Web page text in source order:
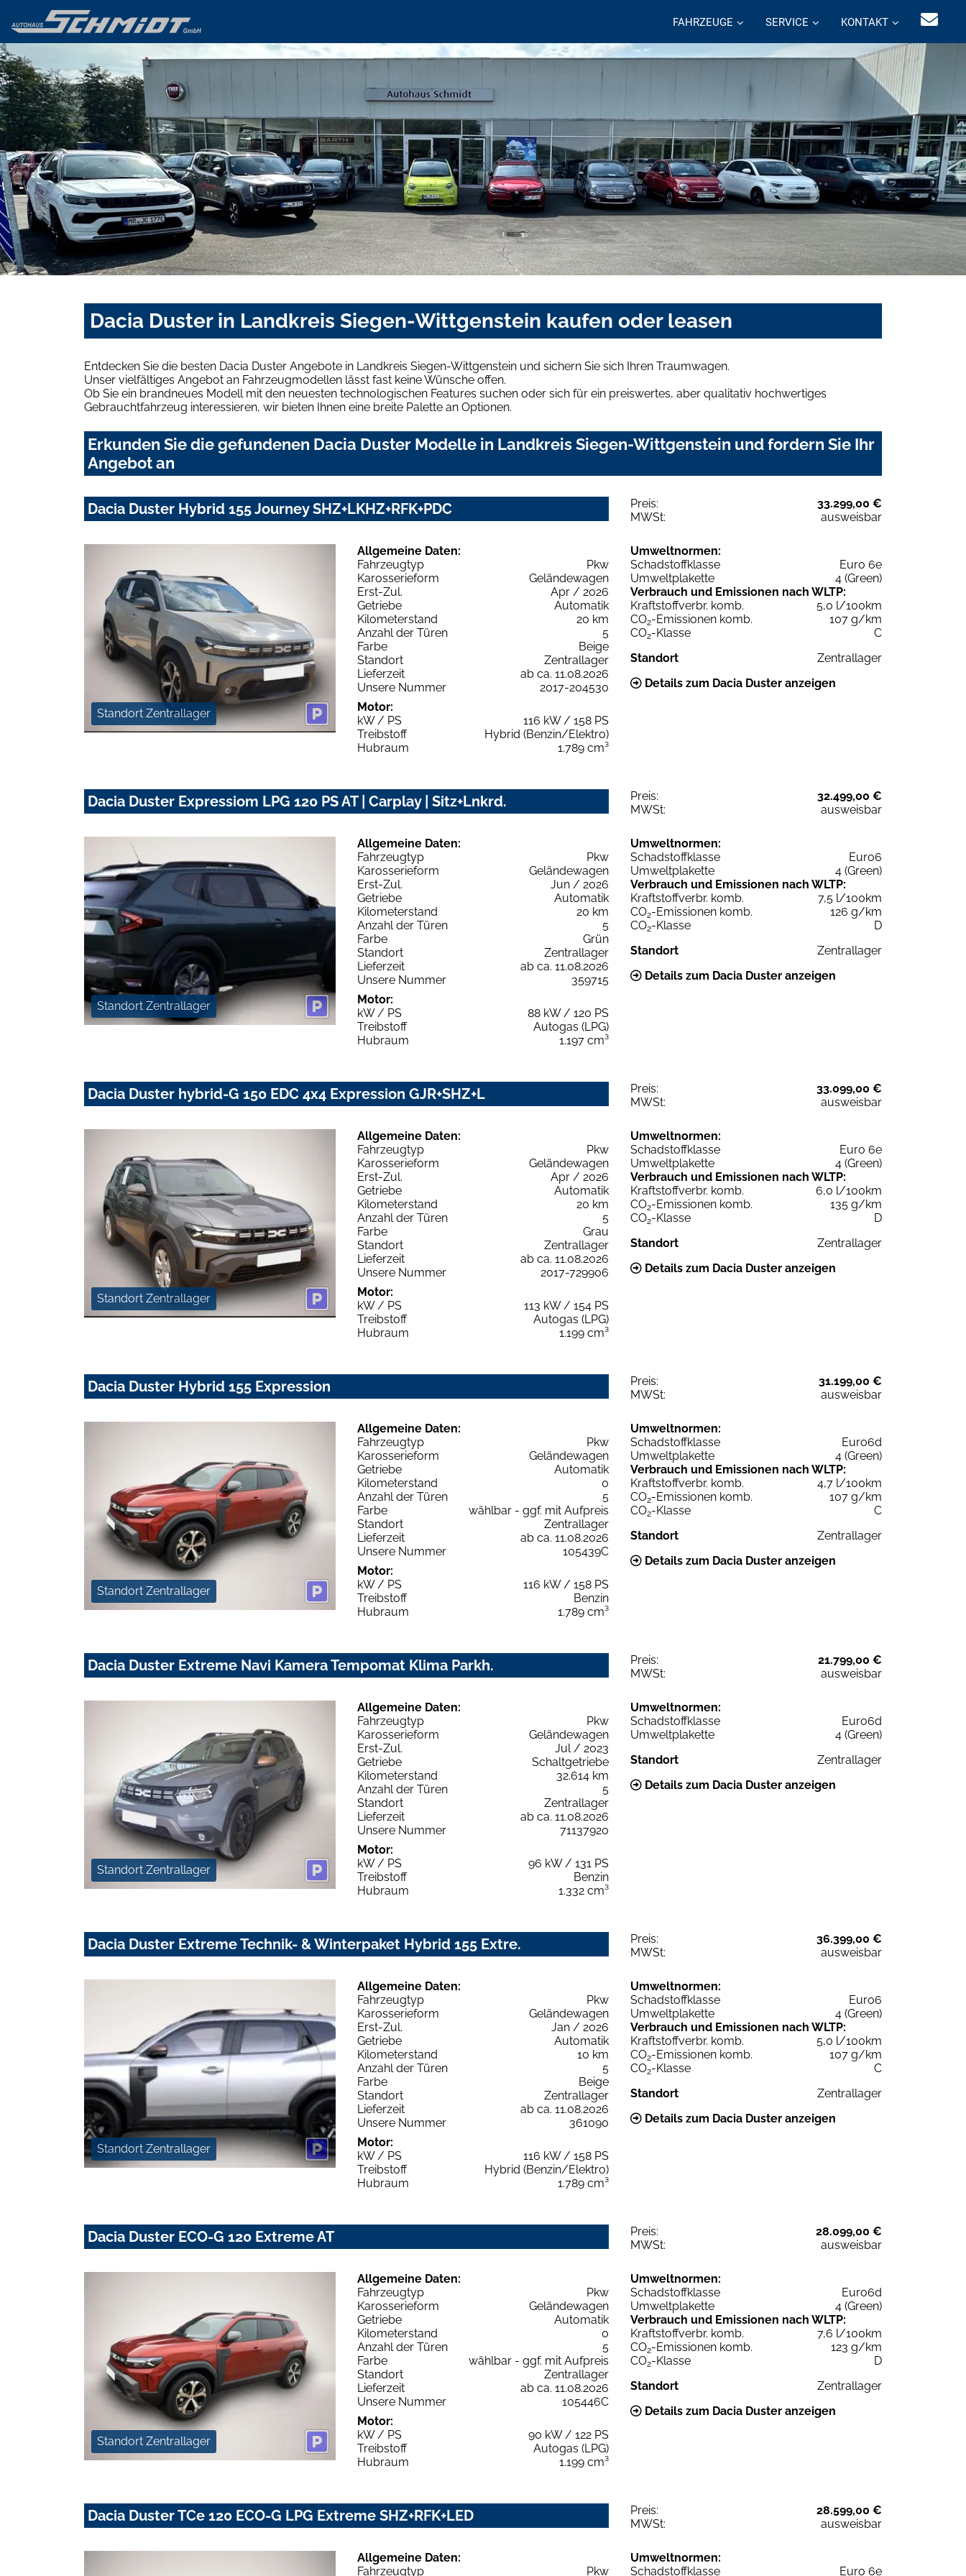
FAHRZEUGE SERVICE KONTAKT
Dacia Duster in Landkreis Siegen-Wittgenstein kaufen oder leasen
Entdecken Sie die besten Dacia Duster Angebote in Landkreis Siegen-Wittgenstein und sichern Sie sich Ihren Traumwagen.
Unser vielfältiges Angebot an Fahrzeugmodellen lässt fast keine Wünsche offen.
Ob Sie ein brandneues Modell mit den neuesten technologischen Features suchen oder sich für ein preiswertes, aber qualitativ hochwertiges
Gebrauchtfahrzeug interessieren, wir bieten Ihnen eine breite Palette an Optionen.
Erkunden Sie die gefundenen Dacia Duster Modelle in Landkreis Siegen-Wittgenstein und fordern Sie Ihr
Angebot an
Dacia Duster Hybrid 155 Journey SHZ+LKHZ+RFK+PDC Preis:
33.299,00 €
MWSt:
ausweisbar
Standort Zentrallager
Allgemeine Daten:
Fahrzeugtyp
Pkw
Karosserieform
Geländewagen
Erst-Zul.
Apr / 2026
Getriebe
Automatik
Kilometerstand
20 km
Anzahl der Türen
5
Farbe
Beige
Standort
Zentrallager
Lieferzeit
ab ca. 11.08.2026
Unsere Nummer
2017-204530
Motor:
kW / PS
116 kW / 158 PS
Treibstoff
Hybrid (Benzin/Elektro)
Hubraum
1.789 cm³
Umweltnormen:
Schadstoffklasse
Euro 6e
Umweltplakette
4 (Green)
Verbrauch und Emissionen nach WLTP:
Kraftstoffverbr. komb.
5,0 l/100km
CO2-Emissionen komb.
107 g/km
CO2-Klasse
C
Standort
Zentrallager
Details zum Dacia Duster anzeigen
Dacia Duster Expressiom LPG 120 PS AT | Carplay | Sitz+Lnkrd. Preis:
32.499,00 €
MWSt:
ausweisbar
Standort Zentrallager
Allgemeine Daten:
Fahrzeugtyp
Pkw
Karosserieform
Geländewagen
Erst-Zul.
Jun / 2026
Getriebe
Automatik
Kilometerstand
20 km
Anzahl der Türen
5
Farbe
Grün
Standort
Zentrallager
Lieferzeit
ab ca. 11.08.2026
Unsere Nummer
359715
Motor:
kW / PS
88 kW / 120 PS
Treibstoff
Autogas (LPG)
Hubraum
1.197 cm³
Umweltnormen:
Schadstoffklasse
Euro6
Umweltplakette
4 (Green)
Verbrauch und Emissionen nach WLTP:
Kraftstoffverbr. komb.
7,5 l/100km
CO2-Emissionen komb.
126 g/km
CO2-Klasse
D
Standort
Zentrallager
Details zum Dacia Duster anzeigen
Dacia Duster hybrid-G 150 EDC 4x4 Expression GJR+SHZ+L Preis:
33.099,00 €
MWSt:
ausweisbar
Standort Zentrallager
Allgemeine Daten:
Fahrzeugtyp
Pkw
Karosserieform
Geländewagen
Erst-Zul.
Apr / 2026
Getriebe
Automatik
Kilometerstand
20 km
Anzahl der Türen
5
Farbe
Grau
Standort
Zentrallager
Lieferzeit
ab ca. 11.08.2026
Unsere Nummer
2017-729906
Motor:
kW / PS
113 kW / 154 PS
Treibstoff
Autogas (LPG)
Hubraum
1.199 cm³
Umweltnormen:
Schadstoffklasse
Euro 6e
Umweltplakette
4 (Green)
Verbrauch und Emissionen nach WLTP:
Kraftstoffverbr. komb.
6,0 l/100km
CO2-Emissionen komb.
135 g/km
CO2-Klasse
D
Standort
Zentrallager
Details zum Dacia Duster anzeigen
Dacia Duster Hybrid 155 Expression Preis:
31.199,00 €
MWSt:
ausweisbar
Standort Zentrallager
Allgemeine Daten:
Fahrzeugtyp
Pkw
Karosserieform
Geländewagen
Getriebe
Automatik
Kilometerstand
0
Anzahl der Türen
5
Farbe
wählbar - ggf. mit Aufpreis
Standort
Zentrallager
Lieferzeit
ab ca. 11.08.2026
Unsere Nummer
105439C
Motor:
kW / PS
116 kW / 158 PS
Treibstoff
Benzin
Hubraum
1.789 cm³
Umweltnormen:
Schadstoffklasse
Euro6d
Umweltplakette
4 (Green)
Verbrauch und Emissionen nach WLTP:
Kraftstoffverbr. komb.
4,7 l/100km
CO2-Emissionen komb.
107 g/km
CO2-Klasse
C
Standort
Zentrallager
Details zum Dacia Duster anzeigen
Dacia Duster Extreme Navi Kamera Tempomat Klima Parkh. Preis:
21.799,00 €
MWSt:
ausweisbar
Standort Zentrallager
Allgemeine Daten:
Fahrzeugtyp
Pkw
Karosserieform
Geländewagen
Erst-Zul.
Jul / 2023
Getriebe
Schaltgetriebe
Kilometerstand
32.614 km
Anzahl der Türen
5
Standort
Zentrallager
Lieferzeit
ab ca. 11.08.2026
Unsere Nummer
71137920
Motor:
kW / PS
96 kW / 131 PS
Treibstoff
Benzin
Hubraum
1.332 cm³
Umweltnormen:
Schadstoffklasse
Euro6d
Umweltplakette
4 (Green)
Standort
Zentrallager
Details zum Dacia Duster anzeigen
Dacia Duster Extreme Technik- & Winterpaket Hybrid 155 Extre. Preis:
36.399,00 €
MWSt:
ausweisbar
Standort Zentrallager
Allgemeine Daten:
Fahrzeugtyp
Pkw
Karosserieform
Geländewagen
Erst-Zul.
Jan / 2026
Getriebe
Automatik
Kilometerstand
10 km
Anzahl der Türen
5
Farbe
Beige
Standort
Zentrallager
Lieferzeit
ab ca. 11.08.2026
Unsere Nummer
361090
Motor:
kW / PS
116 kW / 158 PS
Treibstoff
Hybrid (Benzin/Elektro)
Hubraum
1.789 cm³
Umweltnormen:
Schadstoffklasse
Euro6
Umweltplakette
4 (Green)
Verbrauch und Emissionen nach WLTP:
Kraftstoffverbr. komb.
5,0 l/100km
CO2-Emissionen komb.
107 g/km
CO2-Klasse
C
Standort
Zentrallager
Details zum Dacia Duster anzeigen
Dacia Duster ECO-G 120 Extreme AT Preis:
28.099,00 €
MWSt:
ausweisbar
Standort Zentrallager
Allgemeine Daten:
Fahrzeugtyp
Pkw
Karosserieform
Geländewagen
Getriebe
Automatik
Kilometerstand
0
Anzahl der Türen
5
Farbe
wählbar - ggf. mit Aufpreis
Standort
Zentrallager
Lieferzeit
ab ca. 11.08.2026
Unsere Nummer
105446C
Motor:
kW / PS
90 kW / 122 PS
Treibstoff
Autogas (LPG)
Hubraum
1.199 cm³
Umweltnormen:
Schadstoffklasse
Euro6d
Umweltplakette
4 (Green)
Verbrauch und Emissionen nach WLTP:
Kraftstoffverbr. komb.
7,6 l/100km
CO2-Emissionen komb.
123 g/km
CO2-Klasse
D
Standort
Zentrallager
Details zum Dacia Duster anzeigen
Dacia Duster TCe 120 ECO-G LPG Extreme SHZ+RFK+LED Preis:
28.599,00 €
MWSt:
ausweisbar
Allgemeine Daten:
Fahrzeugtyp
Pkw
Umweltnormen:
Schadstoffklasse
Euro 6e